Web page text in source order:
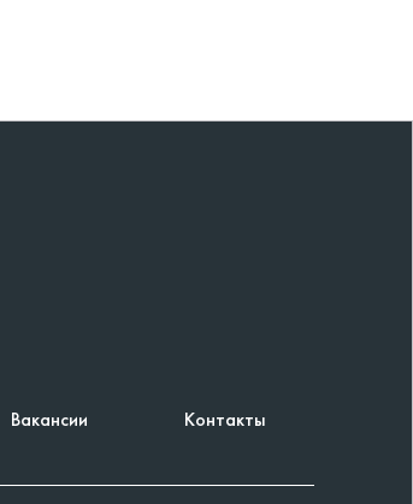
Вакансии Контакты